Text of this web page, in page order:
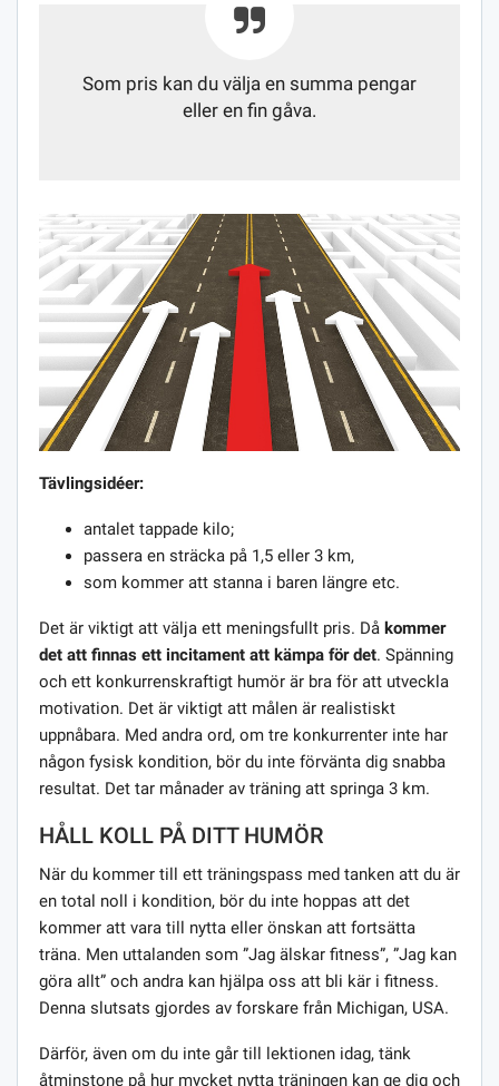
Som pris kan du välja en summa pengar
eller en fin gåva.
Tävlingsidéer:
antalet tappade kilo;
passera en sträcka på 1,5 eller 3 km,
som kommer att stanna i baren längre etc.
Det är viktigt att välja ett meningsfullt pris. Då kommer
det att finnas ett incitament att kämpa för det. Spänning
och ett konkurrenskraftigt humör är bra för att utveckla
motivation. Det är viktigt att målen är realistiskt
uppnåbara. Med andra ord, om tre konkurrenter inte har
någon fysisk kondition, bör du inte förvänta dig snabba
resultat. Det tar månader av träning att springa 3 km.
HÅLL KOLL PÅ DITT HUMÖR
När du kommer till ett träningspass med tanken att du är
en total noll i kondition, bör du inte hoppas att det
kommer att vara till nytta eller önskan att fortsätta
träna. Men uttalanden som ”Jag älskar fitness”, ”Jag kan
göra allt” och andra kan hjälpa oss att bli kär i fitness.
Denna slutsats gjordes av forskare från Michigan, USA.
Därför, även om du inte går till lektionen idag, tänk
åtminstone på hur mycket nytta träningen kan ge dig och